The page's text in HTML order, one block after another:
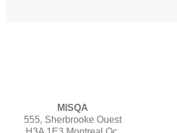
MISQA
555, Sherbrooke Ouest